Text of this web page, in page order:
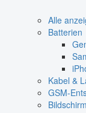
Alle
Batterien
Kabel &
GSM-